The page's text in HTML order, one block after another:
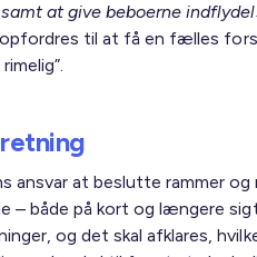
at give beboerne
til at få en fælles
ansvar at beslutte rammer
– både på kort og længere
og det skal afklares,